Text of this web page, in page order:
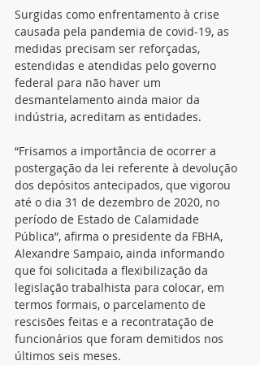
Surgidas como enfrentamento à crise
causada pela pandemia de covid-19, as
medidas precisam ser reforçadas,
estendidas e atendidas pelo governo
federal para não haver um
desmantelamento ainda maior da
indústria, acreditam as entidades.
“Frisamos a importância de ocorrer a
postergação da lei referente à devolução
dos depósitos antecipados, que vigorou
até o dia 31 de dezembro de 2020, no
período de Estado de Calamidade
Pública”, afirma o presidente da FBHA,
Alexandre Sampaio, ainda informando
que foi solicitada a flexibilização da
legislação trabalhista para colocar, em
termos formais, o parcelamento de
rescisões feitas e a recontratação de
funcionários que foram demitidos nos
últimos seis meses.